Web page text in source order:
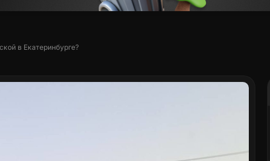
в Екатеринбурге?